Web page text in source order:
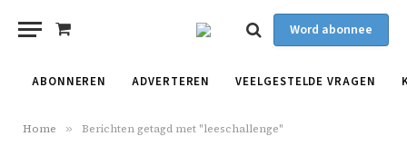
Shopping
Word abonnee
ABONNEREN ADVERTEREN VEELGESTELDE VRAGEN
Home » Berichten getagd met "leeschallenge"